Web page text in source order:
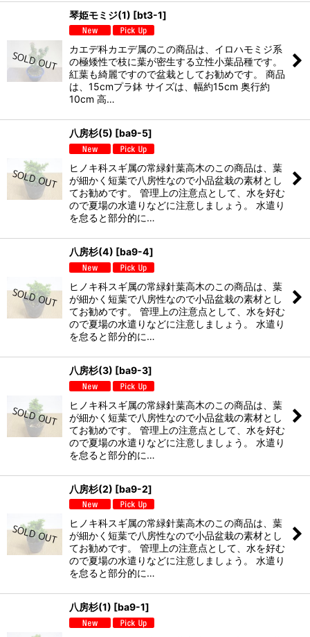
琴姫モミジ(1) [bt3-1]
カエデ科カエデ属のこの商品は、イロハモミジ系
の極矮性で枝に葉が密生する立性小葉品種です。
紅葉も綺麗ですので盆栽としてお勧めです。 商品
は、15cmプラ鉢 サイズは、幅約15cm 奥行約
10cm 高…
八房杉(5) [ba9-5]
ヒノキ科スギ属の常緑針葉高木のこの商品は、葉
が細かく短葉で八房性なので小品盆栽の素材とし
てお勧めです。 管理上の注意点として、水を好む
ので夏場の水遣りなどに注意しましょう。 水遣り
を怠ると部分的に…
八房杉(4) [ba9-4]
ヒノキ科スギ属の常緑針葉高木のこの商品は、葉
が細かく短葉で八房性なので小品盆栽の素材とし
てお勧めです。 管理上の注意点として、水を好む
ので夏場の水遣りなどに注意しましょう。 水遣り
を怠ると部分的に…
八房杉(3) [ba9-3]
ヒノキ科スギ属の常緑針葉高木のこの商品は、葉
が細かく短葉で八房性なので小品盆栽の素材とし
てお勧めです。 管理上の注意点として、水を好む
ので夏場の水遣りなどに注意しましょう。 水遣り
を怠ると部分的に…
八房杉(2) [ba9-2]
ヒノキ科スギ属の常緑針葉高木のこの商品は、葉
が細かく短葉で八房性なので小品盆栽の素材とし
てお勧めです。 管理上の注意点として、水を好む
ので夏場の水遣りなどに注意しましょう。 水遣り
を怠ると部分的に…
八房杉(1) [ba9-1]